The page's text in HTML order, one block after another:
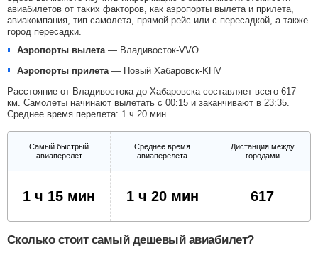
авиабилетов от таких факторов, как аэропорты вылета и прилета,
авиакомпания, тип самолета, прямой рейс или с пересадкой, а также
город пересадки.
Аэропорты вылета — Владивосток-VVO
Аэропорты прилета — Новый Хабаровск-KHV
Расстояние от Владивостока до Хабаровска составляет всего 617
км. Самолеты начинают вылетать с 00:15 и заканчивают в 23:35.
Среднее время перелета: 1 ч 20 мин.
Самый быстрый
авиаперелет
Среднее время
авиаперелета
Дистанция между
городами
1 ч 15 мин 1 ч 20 мин 617
Сколько стоит самый дешевый авиабилет?